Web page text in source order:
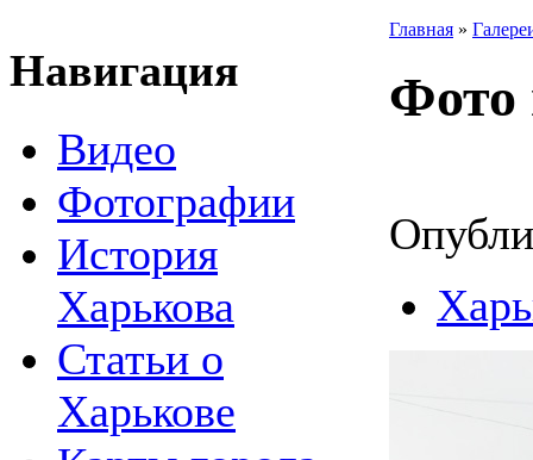
Навигация
Видео
Фотографии
История
Харькова
Статьи о
Харькове
Главная »
Фото